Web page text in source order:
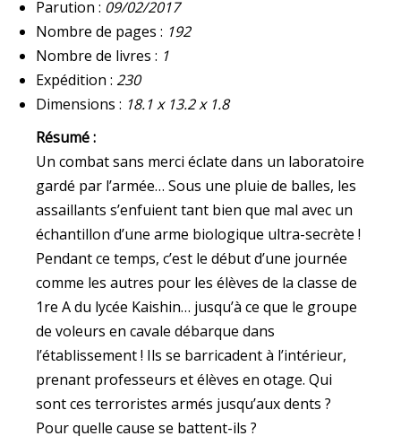
Parution : 09/02/2017
Nombre de pages : 192
Nombre de livres : 1
Expédition : 230
Dimensions : 18.1 x 13.2 x 1.8
Résumé :
Un combat sans merci éclate dans un laboratoire
gardé par l’armée… Sous une pluie de balles, les
assaillants s’enfuient tant bien que mal avec un
échantillon d’une arme biologique ultra-secrète !
Pendant ce temps, c’est le début d’une journée
comme les autres pour les élèves de la classe de
1re A du lycée Kaishin… jusqu’à ce que le groupe
de voleurs en cavale débarque dans
l’établissement ! Ils se barricadent à l’intérieur,
prenant professeurs et élèves en otage. Qui
sont ces terroristes armés jusqu’aux dents ?
Pour quelle cause se battent-ils ?